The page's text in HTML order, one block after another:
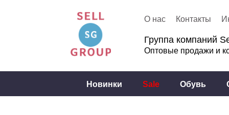
О нас Контакты
Группа компаний
Оптовые продажи и
Новинки Sale Обувь